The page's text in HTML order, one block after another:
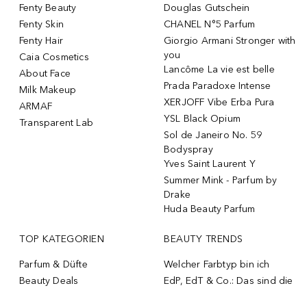
Fenty Beauty
Fenty Skin
Fenty Hair
Caia Cosmetics
About Face
Milk Makeup
ARMAF
Transparent Lab
Douglas Gutschein
CHANEL N°5 Parfum
Giorgio Armani Stronger with
you
Lancôme La vie est belle
Prada Paradoxe Intense
XERJOFF Vibe Erba Pura
YSL Black Opium
Sol de Janeiro No. 59
Bodyspray
Yves Saint Laurent Y
Summer Mink - Parfum by
Drake
Huda Beauty Parfum
TOP KATEGORIEN
Parfum & Düfte
Beauty Deals
BEAUTY TRENDS
Welcher Farbtyp bin ich
EdP, EdT & Co.: Das sind die